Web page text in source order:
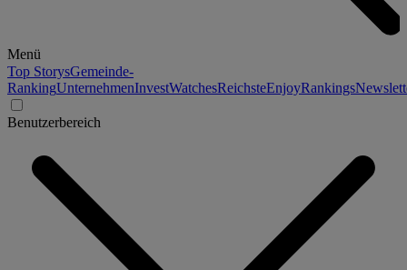
Menü
Top StorysGemeinde-
RankingUnternehmenInvestWatchesReichsteEnjoyRankings
Benutzerbereich